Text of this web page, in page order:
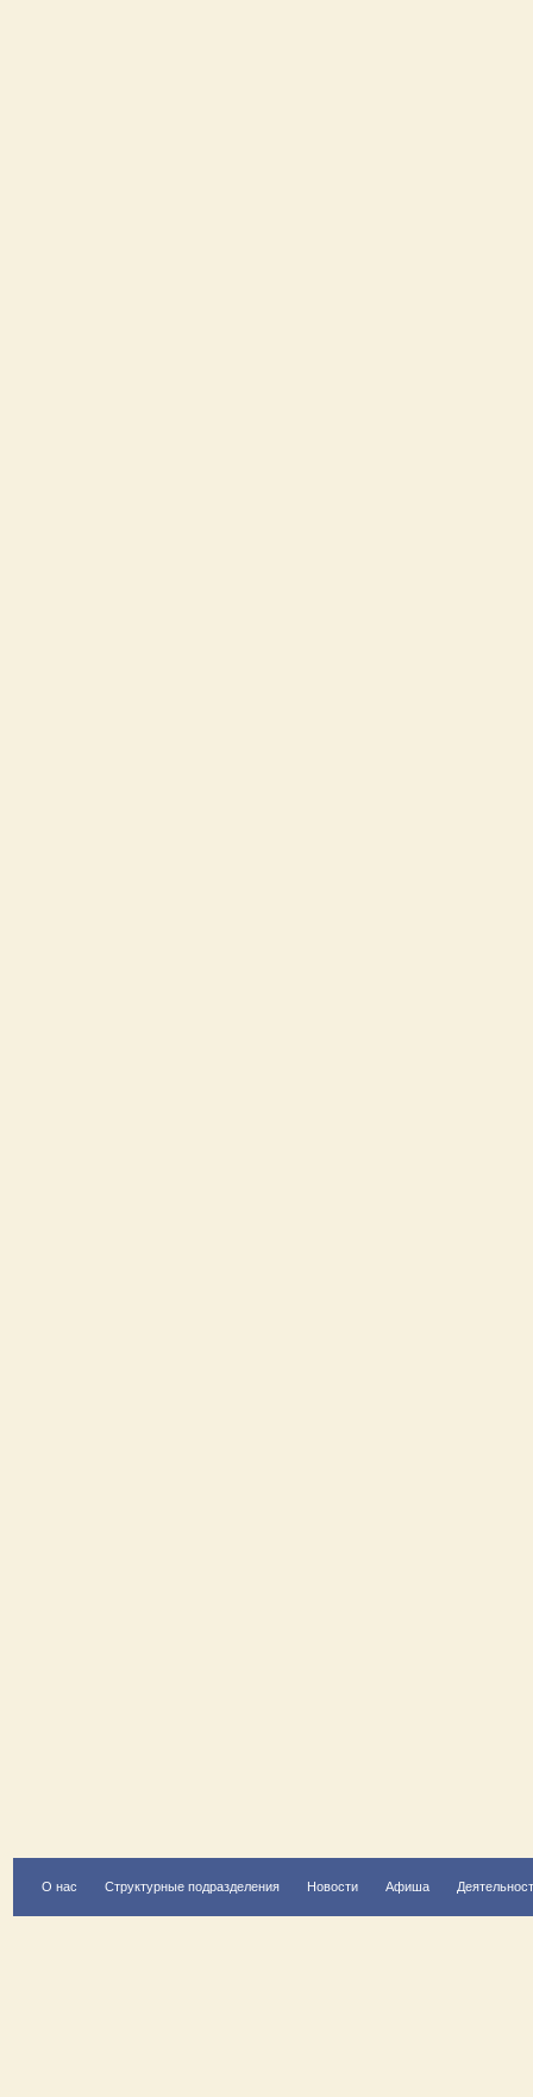
О нас Структурные подразделения Новости Афиша